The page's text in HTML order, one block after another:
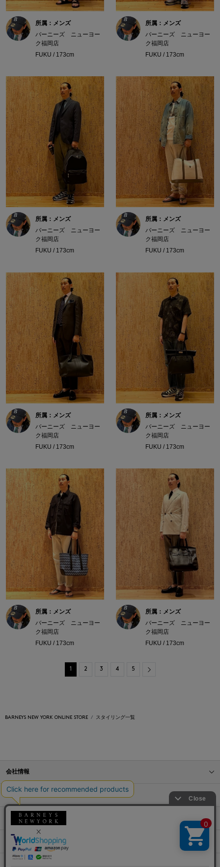
所属：メンズ
バーニーズ ニューヨー
ク福岡店
FUKU / 173cm
所属：メンズ
バーニーズ ニューヨー
ク福岡店
FUKU / 173cm
所属：メンズ
バーニーズ ニューヨー
ク福岡店
FUKU / 173cm
所属：メンズ
バーニーズ ニューヨー
ク福岡店
FUKU / 173cm
所属：メンズ
バーニーズ ニューヨー
ク福岡店
FUKU / 173cm
所属：メンズ
バーニーズ ニューヨー
ク福岡店
FUKU / 173cm
所属：メンズ
バーニーズ ニューヨー
ク福岡店
FUKU / 173cm
所属：メンズ
バーニーズ ニューヨー
ク福岡店
FUKU / 173cm
1 2 3 4 5 Next
BARNEYS NEW YORK ONLINE STORE スタイリング一覧
会社情報
オンラインストアショッピングガイド
店舗情報
サービス